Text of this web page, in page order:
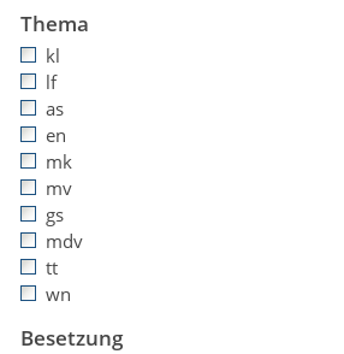
Thema
kl
lf
as
en
mk
mv
gs
mdv
tt
wn
Besetzung